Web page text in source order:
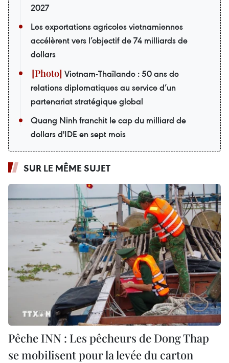
2027
Les exportations agricoles vietnamiennes
accélèrent vers l’objectif de 74 milliards de
dollars
Vietnam-Thaïlande : 50 ans de
relations diplomatiques au service d’un
partenariat stratégique global
Quang Ninh franchit le cap du milliard de
dollars d'IDE en sept mois
SUR LE MÊME SUJET
Pêche INN : Les pêcheurs de Dong Thap
se mobilisent pour la levée du carton